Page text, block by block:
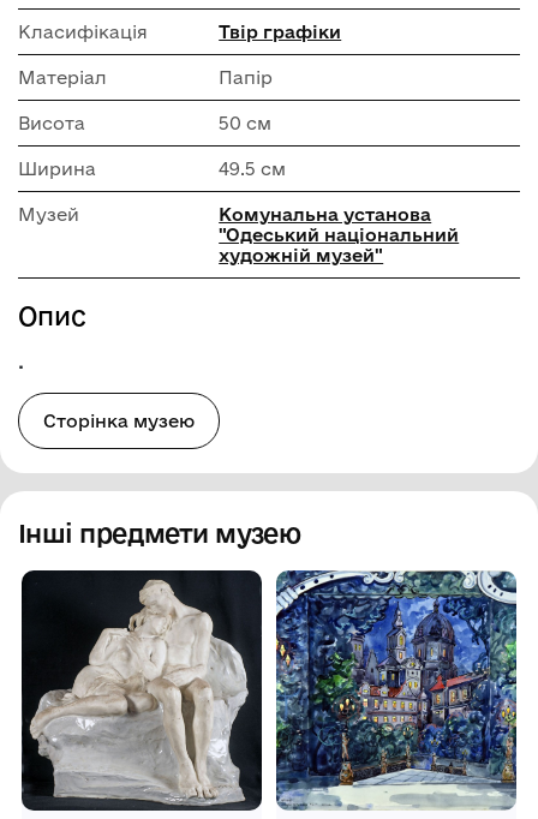
Класифікація Твір графіки
Матеріал Папір
Висота 50 см
Ширина 49.5 см
Музей
Комунальна установа
"Одеський національний
художній музей"
Опис
.
Сторінка музею
Інші предмети музею